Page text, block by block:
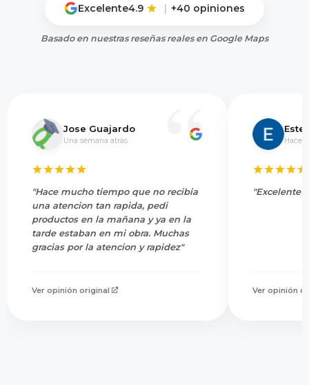
Excelente4.9 | +40 opiniones
Basado en nuestras reseñas reales en Google Maps
Jose Guajardo
Una semana atrás
"Hace mucho tiempo que no recibia
una atencion tan rapida, pedi
productos en la mañana y ya en la
tarde estaban en mi obra. Muchas
gracias por la atencion y rapidez"
Ver opinión original
Hace
"Excelente
Ver opinión